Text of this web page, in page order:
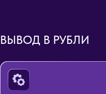
ВЫВОД В РУБЛИ